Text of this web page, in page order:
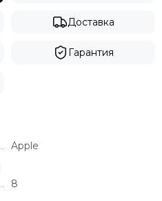
Доставка
Гарантия
Apple
8